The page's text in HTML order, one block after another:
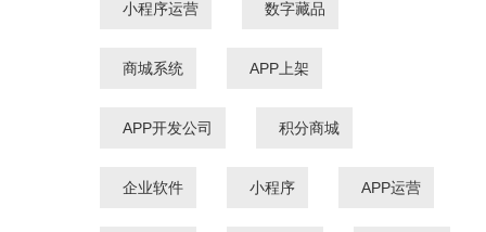
小程序运营 数字藏品
商城系统 APP上架
APP开发公司 积分商城
企业软件 小程序 APP运营